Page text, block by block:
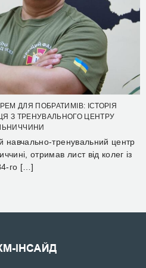
ДЛЯ ПОБРАТИМІВ: ІСТОРІЯ
З ТРЕНУВАЛЬНОГО ЦЕНТРУ
тренувальний центр
отримав лист від колег із
го […]